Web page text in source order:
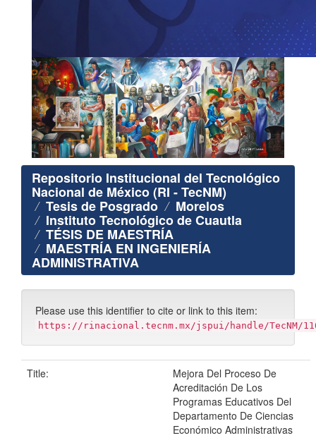
Repositorio Institucional del Tecnológico
Nacional de México (RI - TecNM)
Tesis de Posgrado Morelos
Instituto Tecnológico de Cuautla
TÉSIS DE MAESTRÍA
MAESTRÍA EN INGENIERÍA
ADMINISTRATIVA
Please use this identifier to cite or link to this item:
https://rinacional.tecnm.mx/jspui/handle/TecNM/
Title:
Mejora Del Proceso De
Acreditación De Los
Programas Educativos Del
Departamento De Ciencias
Económico Administrativas